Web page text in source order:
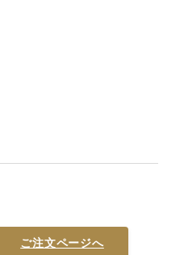
ご注文ページへ